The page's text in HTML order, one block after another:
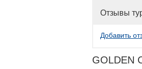
Отзывы
Добавить
GOLDEN